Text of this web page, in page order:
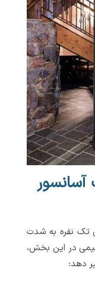
آسانسور
تک نفره به شدت
در این بخش،